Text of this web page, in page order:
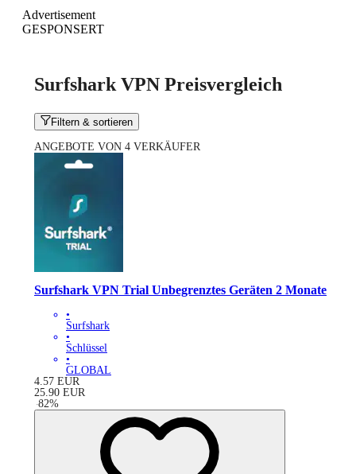
Advertisement
GESPONSERT
Surfshark VPN Preisvergleich
Filtern & sortieren
ANGEBOTE VON 4 VERKÄUFER
Surfshark VPN Trial Unbegrenztes Geräten 2 Monate
•
Surfshark
•
Schlüssel
•
GLOBAL
4.57 EUR
25.90 EUR
-82%